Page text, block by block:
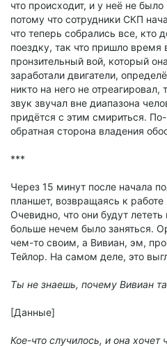
что происходит, и у неё не
потому что сотрудники СКП
что теперь собрались все, кто
поездку, так что пришло время
пронзительный вой, который
заработали двигатели,
никто на него не отреагировал,
звук звучал вне диапазона
придётся с этим смириться.
обратная сторона владения
***
Через 15 минут после начала
планшет, возвращаясь к
Очевидно, что они будут
больше нечем было заняться.
чем-то своим, а Вивиан, эм,
Тейлор. На самом деле, это
Ты не знаешь, почему Вивиан
[Данные]
Кое-что случилось, и она хочет